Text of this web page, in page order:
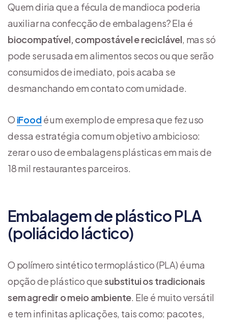
Quem diria que a fécula de mandioca poderia
auxiliar na confecção de embalagens? Ela é
biocompatível, compostável e reciclável, mas só
pode ser usada em alimentos secos ou que serão
consumidos de imediato, pois acaba se
desmanchando em contato com umidade.
O iFoodé um exemplo de empresa que fez uso
dessa estratégia com um objetivo ambicioso:
zerar o uso de embalagens plásticas em mais de
18 mil restaurantes parceiros.
Embalagem de plástico PLA
(poliácido láctico)
O polímero sintético termoplástico (PLA) é uma
opção de plástico quesubstitui os tradicionais
sem agredir o meio ambiente. Ele é muito versátil
e tem infinitas aplicações, tais como: pacotes,